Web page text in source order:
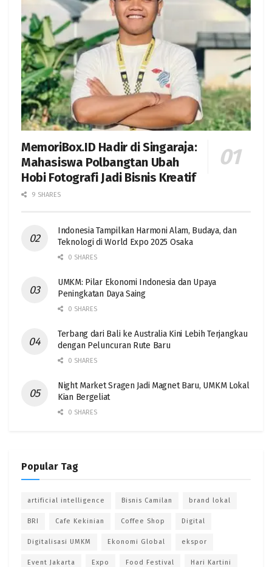
MemoriBox.ID Hadir di Singaraja:
Mahasiswa Polbangtan Ubah
Hobi Fotografi Jadi Bisnis Kreatif
9 SHARES
Indonesia Tampilkan Harmoni Alam, Budaya, dan
Teknologi di World Expo 2025 Osaka
0 SHARES
UMKM: Pilar Ekonomi Indonesia dan Upaya
Peningkatan Daya Saing
0 SHARES
Terbang dari Bali ke Australia Kini Lebih Terjangkau
dengan Peluncuran Rute Baru
0 SHARES
Night Market Sragen Jadi Magnet Baru, UMKM Lokal
Kian Bergeliat
0 SHARES
Popular Tag
artificial intelligence Bisnis Camilan brand lokal
BRI Cafe Kekinian Coffee Shop Digital
Digitalisasi UMKM Ekonomi Global ekspor
Event Jakarta Expo Food Festival Hari Kartini